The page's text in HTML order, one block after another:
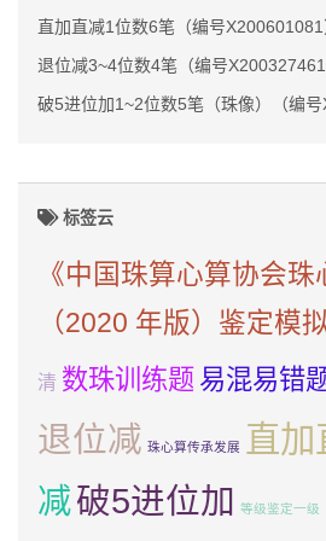
直加直减1位数6笔（编号X200601081
退位减3~4位数4笔（编号X200327461
破5进位加1~2位数5笔（珠像）（编号
标签云
《中国珠算心算协会
（2020 年版）鉴定模
清 数珠训练题 易混易错
退位减 珠心算传承发展 直加
减破5进位加 等级鉴定一级